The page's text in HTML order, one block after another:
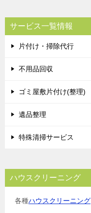
サービス一覧情報
片付け・掃除代行
不用品回収
ゴミ屋敷片付け(整理)
遺品整理
特殊清掃サービス
ハウスクリーニング
各種ハウスクリーニング